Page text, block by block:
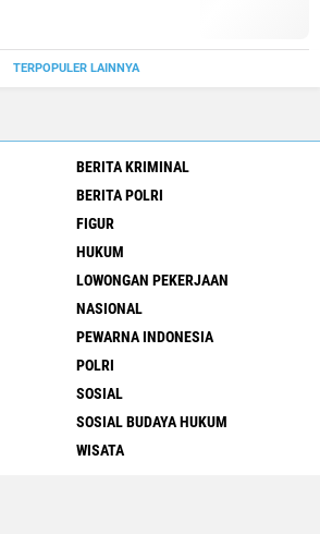
TERPOPULER LAINNYA
BERITA KRIMINAL
BERITA POLRI
FIGUR
HUKUM
LOWONGAN PEKERJAAN
NASIONAL
PEWARNA INDONESIA
POLRI
SOSIAL
SOSIAL BUDAYA HUKUM
WISATA